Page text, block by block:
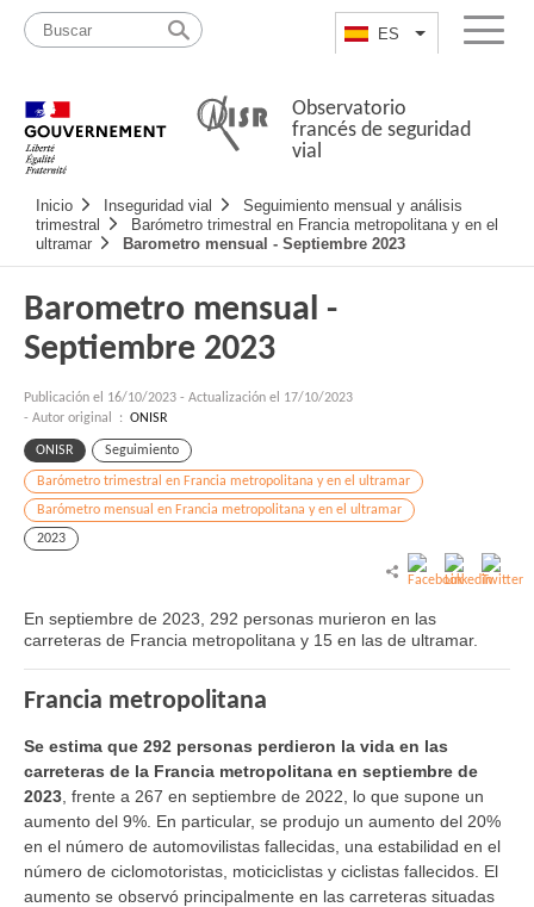
Pasar
contenido
Mapa
web
ES List additional
Menu
Observatorio
francés de seguridad
vial
Navigation
principale
Inicio Inseguridad vial
Seguimiento mensual y análisis
trimestral
Barómetro trimestral en Francia metropolitana y en el
ultramar
Barometro mensual - Septiembre 2023
Barometro mensual -
Septiembre 2023
Publicación el 16/10/2023 - Actualización el 17/10/2023
- Autor original : ONISR
ONISR Seguimiento
Barómetro trimestral en Francia metropolitana y en el ultramar
Barómetro mensual en Francia metropolitana y en el ultramar
2023
En septiembre de 2023, 292 personas murieron en las
carreteras de Francia metropolitana y 15 en las de ultramar.
Francia metropolitana
Se estima que 292 personas perdieron la vida en las
carreteras de la Francia metropolitana en septiembre de
2023 , frente a 267 en septiembre de 2022, lo que supone un
aumento del 9%. En particular, se produjo un aumento del 20%
en el número de automovilistas fallecidas, una estabilidad en el
número de ciclomotoristas, moticiclistas y ciclistas fallecidos. El
aumento se observó principalmente en las carreteras situadas